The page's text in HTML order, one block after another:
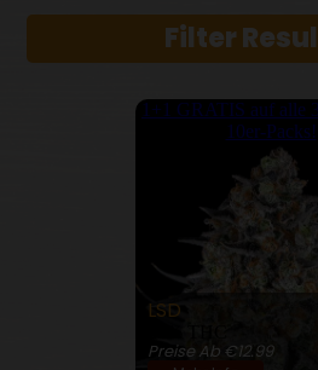
Filter
1+1 GRATIS auf alle
10er-Packs!
LSD
Preise Ab €12.99